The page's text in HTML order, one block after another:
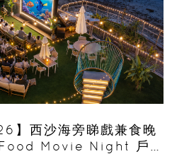
】西沙海旁睇戲兼食晚
Movie Night 戶